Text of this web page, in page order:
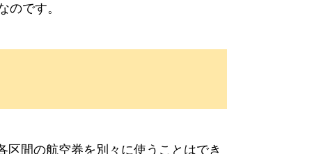
のです。
間の航空券を別々に使うことはでき